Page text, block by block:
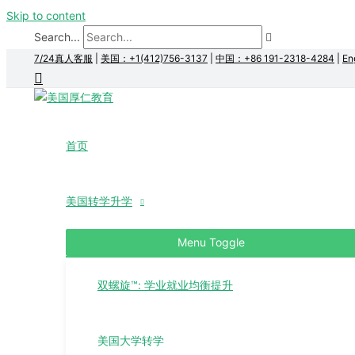
Skip to content
Search...
7/24真人客服 美国：+1(412)756-3137 中国：+86 191-2318-4284
首页
美国转学升学
Menu Toggle
双螺旋™: 学业就业均衡提升
美国大学转学